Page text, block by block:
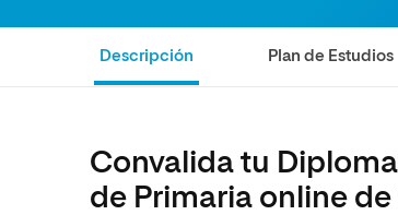
Ciencias de la Salud
Ciencias Sociales
Artes
Música
Diseño
Ciencias de la Salud
Humanidades
Artes
Escuela de
Normas de
Descripción Plan de Estudios
Convalida tu
de Primaria online de